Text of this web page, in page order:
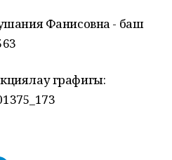
Фанисовна - баш
графигы: